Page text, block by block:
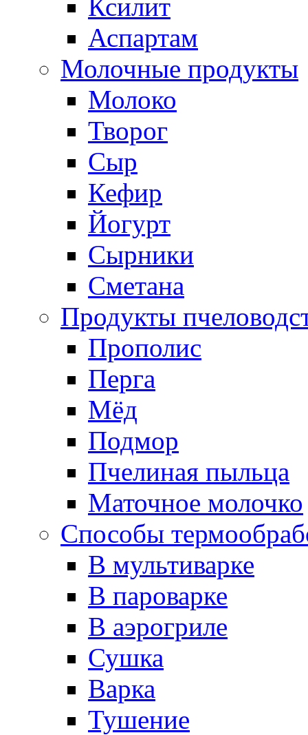
Ксилит
Аспартам
Молочные продукты
Молоко
Творог
Сыр
Кефир
Йогурт
Сырники
Сметана
Продукты
Прополис
Перга
Мёд
Подмор
Пчелиная пыльца
Маточное молочко
Способы
В мультиварке
В пароварке
В аэрогриле
Сушка
Варка
Тушение